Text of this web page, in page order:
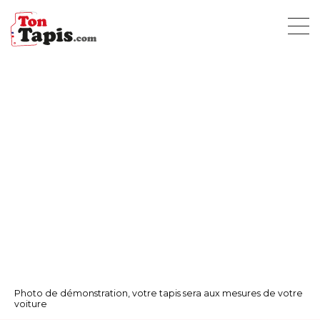
Photo de démonstration, votre tapis sera aux mesures de votre
voiture